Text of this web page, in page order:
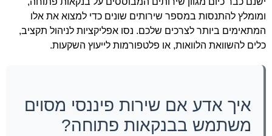
ומומלץ להתנסות במספר שירותים שונים כדי למצוא את אלו
המתאימים ביותר לצרכים שלכם. נסו אפליקציות לניהול תקציב,
כלים להשוואת הלוואות, או פלטפורמות לייעוץ השקעות.
איך אדע אם שירות פיננסי מסוים
משתמש בבנקאות פתוחה?